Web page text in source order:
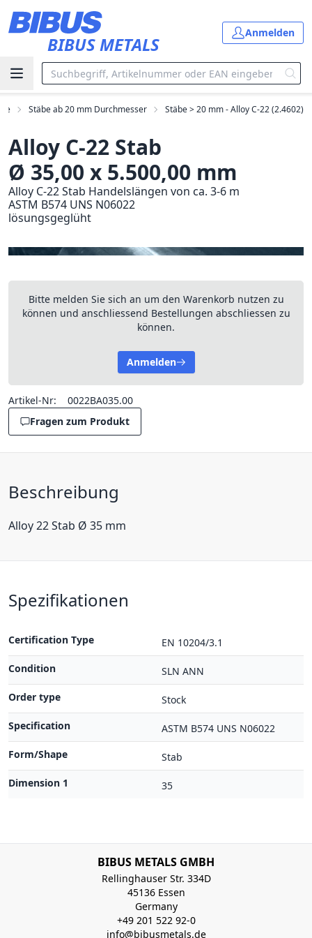
BIBUS METALS
Anmelden
Stäbe ab 20 mm Durchmesser Stäbe > 20 mm - Alloy C-22 (2.4602)
Alloy C-22 Stab
Ø 35,00 x 5.500,00 mm
Alloy C-22 Stab Handelslängen von ca. 3-6 m
ASTM B574 UNS N06022
lösungsgeglüht
Bitte melden Sie sich an um den Warenkorb nutzen zu
können und anschliessend Bestellungen abschliessen zu
können.
Anmelden
Artikel-Nr:
0022BA035.00
Fragen zum Produkt
Beschreibung
Alloy 22 Stab Ø 35 mm
Spezifikationen
Certification Type
EN 10204/3.1
Condition
SLN ANN
Order type
Stock
Specification
ASTM B574 UNS N06022
Form/Shape
Stab
Dimension 1
35
BIBUS METALS GMBH
Rellinghauser Str. 334D
45136 Essen
Germany
+49 201 522 92-0
info@bibusmetals.de